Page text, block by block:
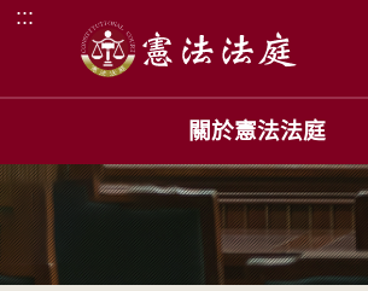
跳到主要內容區塊
:::
關於憲法法庭